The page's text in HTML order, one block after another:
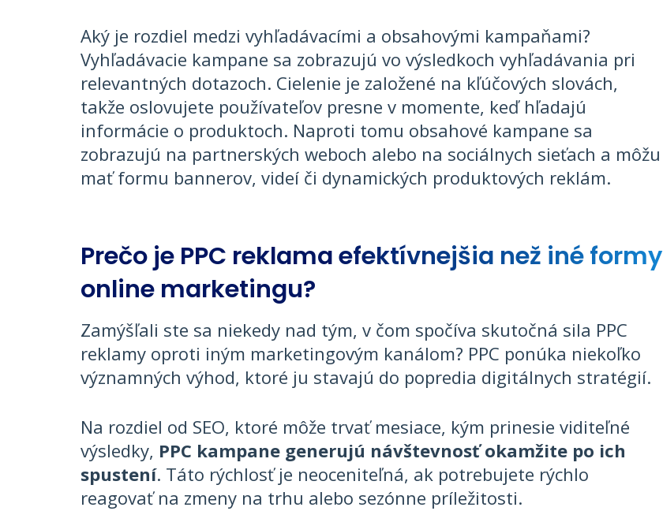
Aký je rozdiel medzi vyhľadávacími a obsahovými kampaňami?
Vyhľadávacie kampane sa zobrazujú vo výsledkoch vyhľadávania pri
relevantných dotazoch. Cielenie je založené na kľúčových slovách,
takže oslovujete používateľov presne v momente, keď hľadajú
informácie o produktoch. Naproti tomu obsahové kampane sa
zobrazujú na partnerských weboch alebo na sociálnych sieťach a môžu
mať formu bannerov, videí či dynamických produktových reklám.
Prečo je PPC reklama efektívnejšia než iné formy
online marketingu?
Zamýšľali ste sa niekedy nad tým, v čom spočíva skutočná sila PPC
reklamy oproti iným marketingovým kanálom? PPC ponúka niekoľko
významných výhod, ktoré ju stavajú do popredia digitálnych stratégií.
Na rozdiel od SEO, ktoré môže trvať mesiace, kým prinesie viditeľné
výsledky, PPC kampane generujú návštevnosť okamžite po ich
spustení. Táto rýchlosť je neoceniteľná, ak potrebujete rýchlo
reagovať na zmeny na trhu alebo sezónne príležitosti.